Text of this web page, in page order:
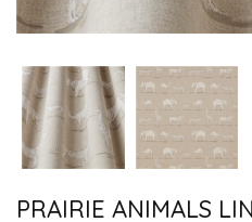
PRAIRIE ANIMALS